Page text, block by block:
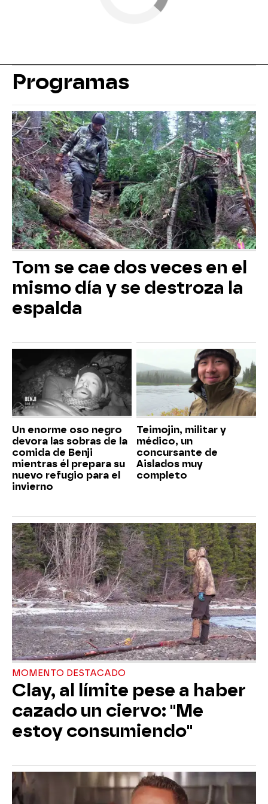
Programas
Tom se cae dos veces en el
mismo día y se destroza la
espalda
Un enorme oso negro
devora las sobras de la
comida de Benji
mientras él prepara su
nuevo refugio para el
invierno
Teimojin, militar y
médico, un
concursante de
Aislados muy
completo
MOMENTO DESTACADO
Clay, al límite pese a haber
cazado un ciervo: "Me
estoy consumiendo"